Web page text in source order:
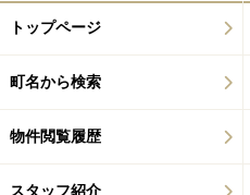
トップページ
町名から検索
物件閲覧履歴
スタッフ紹介